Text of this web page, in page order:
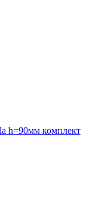
h=90мм комплект